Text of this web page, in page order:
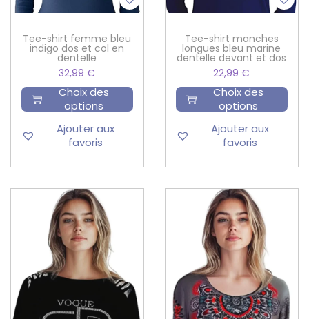
Tee-shirt femme bleu
indigo dos et col en
dentelle
32,99€
Choix des
options
Ajouter aux
favoris
Tee-shirt manches
longues bleu marine
dentelle devant et dos
22,99€
Choix des
options
Ajouter aux
favoris